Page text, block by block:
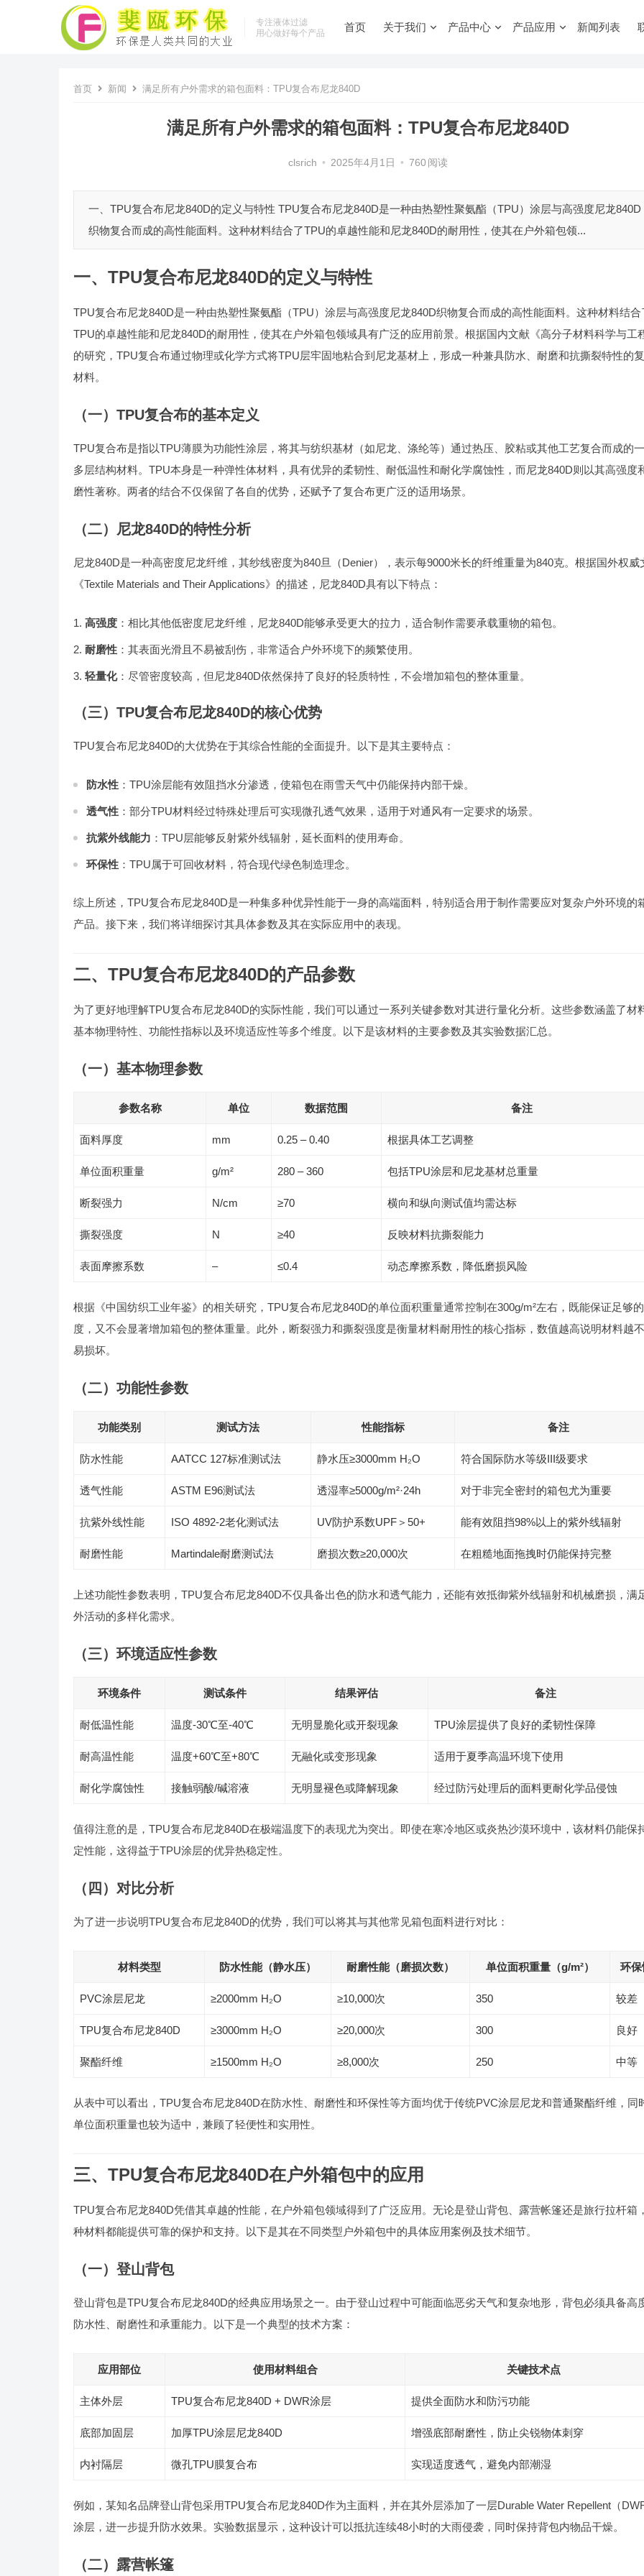
专注液体过滤
用心做好每个产品
首页 关于我们 产品中心 产品应用 新闻列表
首页 新闻 满足所有户外需求的箱包面料：TPU复合布尼龙840D
满足所有户外需求的箱包面料：TPU复合布尼龙840D
clsrich • 2025年4月1日 • 760 阅读
一、TPU复合布尼龙840D的定义与特性 TPU复合布尼龙840D是一种由热塑性聚氨酯（TPU）涂层与高强度尼龙840D
织物复合而成的高性能面料。这种材料结合了TPU的卓越性能和尼龙840D的耐用性，使其在户外箱包领...
一、TPU复合布尼龙840D的定义与特性
TPU复合布尼龙840D是一种由热塑性聚氨酯（TPU）涂层与高强度尼龙840D织物复合而成的高性能面料。这种材料结合
TPU的卓越性能和尼龙840D的耐用性，使其在户外箱包领域具有广泛的应用前景。根据国内文献《高分子材料科学与工
的研究，TPU复合布通过物理或化学方式将TPU层牢固地粘合到尼龙基材上，形成一种兼具防水、耐磨和抗撕裂特性的
材料。
（一）TPU复合布的基本定义
TPU复合布是指以TPU薄膜为功能性涂层，将其与纺织基材（如尼龙、涤纶等）通过热压、胶粘或其他工艺复合而成的
多层结构材料。TPU本身是一种弹性体材料，具有优异的柔韧性、耐低温性和耐化学腐蚀性，而尼龙840D则以其高强度
磨性著称。两者的结合不仅保留了各自的优势，还赋予了复合布更广泛的适用场景。
（二）尼龙840D的特性分析
尼龙840D是一种高密度尼龙纤维，其纱线密度为840旦（Denier），表示每9000米长的纤维重量为840克。根据国外权威
《Textile Materials and Their Applications》的描述，尼龙840D具有以下特点：
高强度 ：相比其他低密度尼龙纤维，尼龙840D能够承受更大的拉力，适合制作需要承载重物的箱包。
耐磨性 ：其表面光滑且不易被刮伤，非常适合户外环境下的频繁使用。
轻量化：尽管密度较高，但尼龙840D依然保持了良好的轻质特性，不会增加箱包的整体重量。
（三）TPU复合布尼龙840D的核心优势
TPU复合布尼龙840D的大优势在于其综合性能的全面提升。以下是其主要特点：
防水性 ：TPU涂层能有效阻挡水分渗透，使箱包在雨雪天气中仍能保持内部干燥。
透气性 ：部分TPU材料经过特殊处理后可实现微孔透气效果，适用于对通风有一定要求的场景。
抗紫外线能力 ：TPU层能够反射紫外线辐射，延长面料的使用寿命。
环保性 ：TPU属于可回收材料，符合现代绿色制造理念。
综上所述，TPU复合布尼龙840D是一种集多种优异性能于一身的高端面料，特别适合用于制作需要应对复杂户外环境的
产品。接下来，我们将详细探讨其具体参数及其在实际应用中的表现。
二、TPU复合布尼龙840D的产品参数
为了更好地理解TPU复合布尼龙840D的实际性能，我们可以通过一系列关键参数对其进行量化分析。这些参数涵盖了材
基本物理特性、功能性指标以及环境适应性等多个维度。以下是该材料的主要参数及其实验数据汇总。
（一）基本物理参数
参数名称 单位 数据范围 备注
面料厚度 mm 0.25 – 0.40 根据具体工艺调整
单位面积重量 g/m² 280 – 360 包括TPU涂层和尼龙基材总重量
断裂强力 N/cm ≥70 横向和纵向测试值均需达标
撕裂强度 N ≥40 反映材料抗撕裂能力
表面摩擦系数 – ≤0.4 动态摩擦系数，降低磨损风险
根据《中国纺织工业年鉴》的相关研究，TPU复合布尼龙840D的单位面积重量通常控制在300g/m²左右，既能保证足够
度，又不会显著增加箱包的整体重量。此外，断裂强力和撕裂强度是衡量材料耐用性的核心指标，数值越高说明材料越
易损坏。
（二）功能性参数
功能类别 测试方法 性能指标 备注
防水性能 AATCC 127标准测试法 静水压≥3000mm H₂O 符合国际防水等级III级要求
透气性能 ASTM E96测试法 透湿率≥5000g/m²·24h 对于非完全密封的箱包尤为重要
抗紫外线性能 ISO 4892-2老化测试法 UV防护系数UPF＞50+ 能有效阻挡98%以上的紫外线辐射
耐磨性能 Martindale耐磨测试法 磨损次数≥20,000次 在粗糙地面拖拽时仍能保持完整
上述功能性参数表明，TPU复合布尼龙840D不仅具备出色的防水和透气能力，还能有效抵御紫外线辐射和机械磨损，满
外活动的多样化需求。
（三）环境适应性参数
环境条件 测试条件 结果评估 备注
耐低温性能 温度-30℃至-40℃ 无明显脆化或开裂现象 TPU涂层提供了良好的柔韧性保障
耐高温性能 温度+60℃至+80℃ 无融化或变形现象 适用于夏季高温环境下使用
耐化学腐蚀性 接触弱酸/碱溶液 无明显褪色或降解现象 经过防污处理后的面料更耐化学品侵蚀
值得注意的是，TPU复合布尼龙840D在极端温度下的表现尤为突出。即使在寒冷地区或炎热沙漠环境中，该材料仍能保
定性能，这得益于TPU涂层的优异热稳定性。
（四）对比分析
为了进一步说明TPU复合布尼龙840D的优势，我们可以将其与其他常见箱包面料进行对比：
材料类型 防水性能（静水压） 耐磨性能（磨损次数） 单位面积重量（g/m²） 环保
PVC涂层尼龙 ≥2000mm H₂O ≥10,000次 350 较差
TPU复合布尼龙840D ≥3000mm H₂O ≥20,000次 300 良好
聚酯纤维 ≥1500mm H₂O ≥8,000次 250 中等
从表中可以看出，TPU复合布尼龙840D在防水性、耐磨性和环保性等方面均优于传统PVC涂层尼龙和普通聚酯纤维，同
单位面积重量也较为适中，兼顾了轻便性和实用性。
三、TPU复合布尼龙840D在户外箱包中的应用
TPU复合布尼龙840D凭借其卓越的性能，在户外箱包领域得到了广泛应用。无论是登山背包、露营帐篷还是旅行拉杆箱
种材料都能提供可靠的保护和支持。以下是其在不同类型户外箱包中的具体应用案例及技术细节。
（一）登山背包
登山背包是TPU复合布尼龙840D的经典应用场景之一。由于登山过程中可能面临恶劣天气和复杂地形，背包必须具备高
防水性、耐磨性和承重能力。以下是一个典型的技术方案：
应用部位 使用材料组合 关键技术点
主体外层 TPU复合布尼龙840D + DWR涂层 提供全面防水和防污功能
底部加固层 加厚TPU涂层尼龙840D 增强底部耐磨性，防止尖锐物体刺穿
内衬隔层 微孔TPU膜复合布 实现适度透气，避免内部潮湿
例如，某知名品牌登山背包采用TPU复合布尼龙840D作为主面料，并在其外层添加了一层Durable Water Repellent（
涂层，进一步提升防水效果。实验数据显示，这种设计可以抵抗连续48小时的大雨侵袭，同时保持背包内物品干燥。
（二）露营帐篷